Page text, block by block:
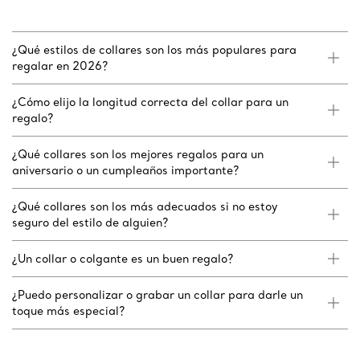
¿Qué estilos de collares son los más populares para
regalar en 2026?
¿Cómo elijo la longitud correcta del collar para un
regalo?
¿Qué collares son los mejores regalos para un
aniversario o un cumpleaños importante?
¿Qué collares son los más adecuados si no estoy
seguro del estilo de alguien?
¿Un collar o colgante es un buen regalo?
¿Puedo personalizar o grabar un collar para darle un
toque más especial?